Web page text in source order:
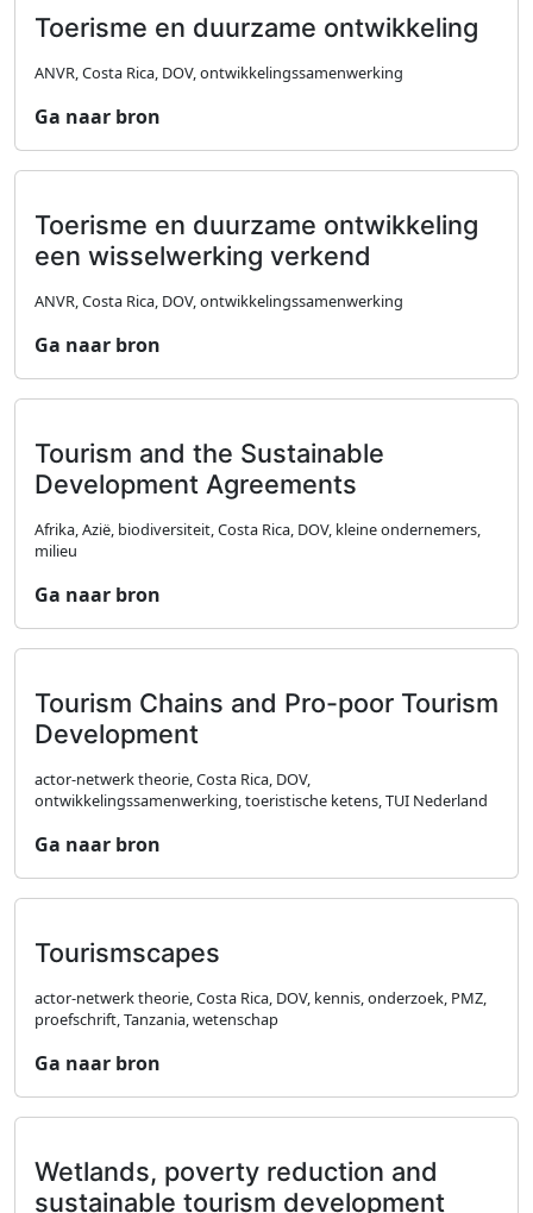
Toerisme en duurzame ontwikkeling
ANVR, Costa Rica, DOV, ontwikkelingssamenwerking
Ga naar bron
Toerisme en duurzame ontwikkeling
een wisselwerking verkend
ANVR, Costa Rica, DOV, ontwikkelingssamenwerking
Ga naar bron
Tourism and the Sustainable
Development Agreements
Afrika, Azië, biodiversiteit, Costa Rica, DOV, kleine ondernemers,
milieu
Ga naar bron
Tourism Chains and Pro-poor Tourism
Development
actor-netwerk theorie, Costa Rica, DOV,
ontwikkelingssamenwerking, toeristische ketens, TUI Nederland
Ga naar bron
Tourismscapes
actor-netwerk theorie, Costa Rica, DOV, kennis, onderzoek, PMZ,
proefschrift, Tanzania, wetenschap
Ga naar bron
Wetlands, poverty reduction and
sustainable tourism development